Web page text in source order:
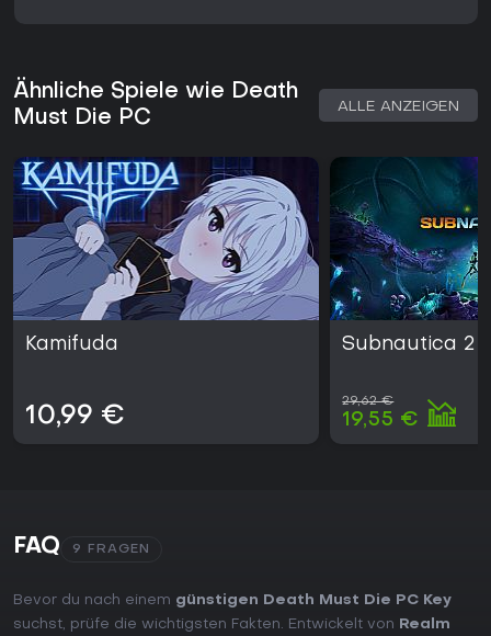
Ähnliche Spiele wie Death
Must Die PC
ALLE ANZEIGEN
Kamifuda
10,99 €
Subnautica 2
29,62 €
19,55 €
FAQ 9 FRAGEN
Bevor du nach einem günstigen Death Must Die PC Key
suchst, prüfe die wichtigsten Fakten. Entwickelt von
Realm